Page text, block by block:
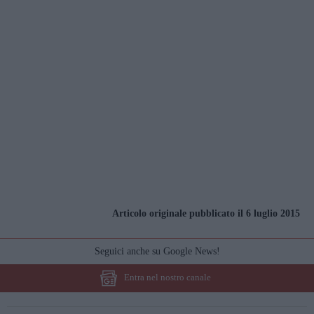
Articolo originale pubblicato il 6 luglio 2015
Seguici anche su Google News!
Entra nel nostro canale